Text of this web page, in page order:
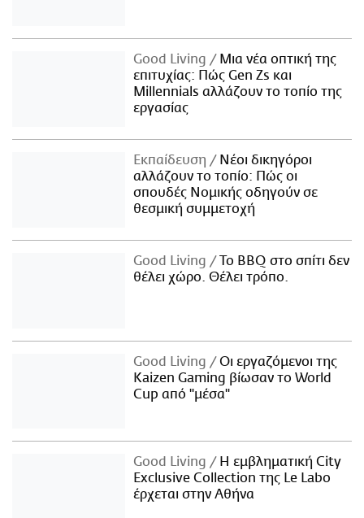
Good Living
Μια νέα οπτική της
επιτυχίας: Πώς Gen Zs και
Millennials αλλάζουν το τοπίο της
εργασίας
Εκπαίδευση
Νέοι δικηγόροι
αλλάζουν το τοπίο: Πώς οι
σπουδές Νομικής οδηγούν σε
θεσμική συμμετοχή
Good Living
Το BBQ στο σπίτι δεν
θέλει χώρο. Θέλει τρόπο.
Good Living
Οι εργαζόμενοι της
Kaizen Gaming βίωσαν το World
Cup από "μέσα"
Good Living
Η εμβληματική City
Exclusive Collection της Le Labo
έρχεται στην Αθήνα